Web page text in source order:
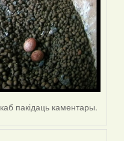
каб пакідаць каментары.